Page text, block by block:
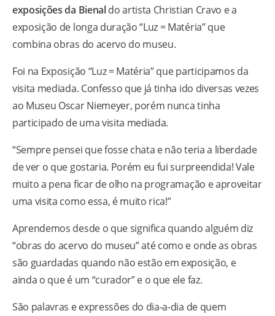
exposições da Bienaldo artista Christian Cravo e a
exposição de longa duração “Luz = Matéria” que
combina obras do acervo do museu.
Foi na Exposição “Luz = Matéria” que participamos da
visita mediada. Confesso que já tinha ido diversas vezes
ao Museu Oscar Niemeyer, porém nunca tinha
participado de uma visita mediada.
“Sempre pensei que fosse chata e não teria a liberdade
de ver o que gostaria. Porém eu fui surpreendida! Vale
muito a pena ficar de olho na programação e aproveitar
uma visita como essa, é muito rica!”
Aprendemos desde o que significa quando alguém diz
“obras do acervo do museu” até como e onde as obras
são guardadas quando não estão em exposição, e
ainda o que é um “curador” e o que ele faz.
São palavras e expressões do dia-a-dia de quem